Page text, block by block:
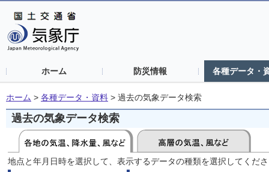
ホーム 防災情報 各種データ・
ホーム > 各種データ・資料 > 過去の気象データ検索
過去の気象データ検索
地点と年月日時を選択して、表示するデータの種類を選択してくだ